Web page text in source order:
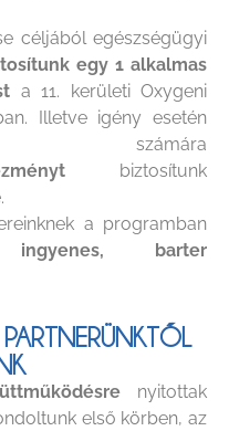
céljából egészségügyi
egy 1 alkalmas
a 11. kerületi Oxygeni
Illetve igény esetén
számára
biztosítunk
a programban
ingyenes, barter
nyitottak
első körben, az